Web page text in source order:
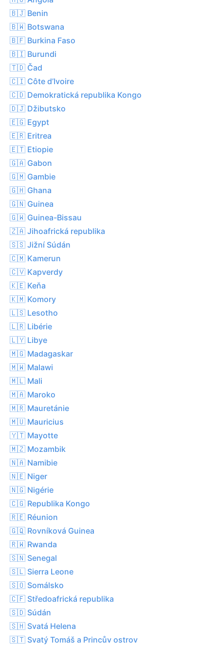
🇧🇯 Benin
🇧🇼 Botswana
🇧🇫 Burkina Faso
🇧🇮 Burundi
🇹🇩 Čad
🇨🇮 Côte d’Ivoire
🇨🇩 Demokratická republika Kongo
🇩🇯 Džibutsko
🇪🇬 Egypt
🇪🇷 Eritrea
🇪🇹 Etiopie
🇬🇦 Gabon
🇬🇲 Gambie
🇬🇭 Ghana
🇬🇳 Guinea
🇬🇼 Guinea-Bissau
🇿🇦 Jihoafrická republika
🇸🇸 Jižní Súdán
🇨🇲 Kamerun
🇨🇻 Kapverdy
🇰🇪 Keňa
🇰🇲 Komory
🇱🇸 Lesotho
🇱🇷 Libérie
🇱🇾 Libye
🇲🇬 Madagaskar
🇲🇼 Malawi
🇲🇱 Mali
🇲🇦 Maroko
🇲🇷 Mauretánie
🇲🇺 Mauricius
🇾🇹 Mayotte
🇲🇿 Mozambik
🇳🇦 Namibie
🇳🇪 Niger
🇳🇬 Nigérie
🇨🇬 Republika Kongo
🇷🇪 Réunion
🇬🇶 Rovníková Guinea
🇷🇼 Rwanda
🇸🇳 Senegal
🇸🇱 Sierra Leone
🇸🇴 Somálsko
🇨🇫 Středoafrická republika
🇸🇩 Súdán
🇸🇭 Svatá Helena
🇸🇹 Svatý Tomáš a Princův ostrov